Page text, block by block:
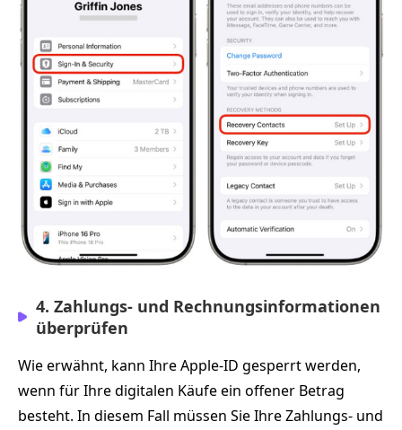
4. Zahlungs‑ und Rechnungsinformationen
überprüfen
Wie erwähnt, kann Ihre Apple‑ID gesperrt werden,
wenn für Ihre digitalen Käufe ein offener Betrag
besteht. In diesem Fall müssen Sie Ihre Zahlungs‑ und